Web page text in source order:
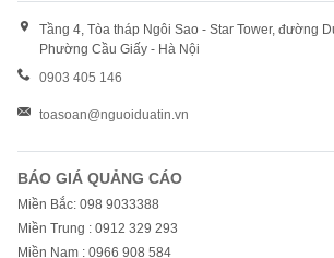
Tầng 4, Tòa tháp Ngôi Sao - Star Tower, đường
Phường Cầu Giấy - Hà Nội
0903 405 146
toasoan@nguoiduatin.vn
BÁO GIÁ QUẢNG CÁO
Miền Bắc: 098 9033388
Miền Trung : 0912 329 293
Miền Nam : 0966 908 584